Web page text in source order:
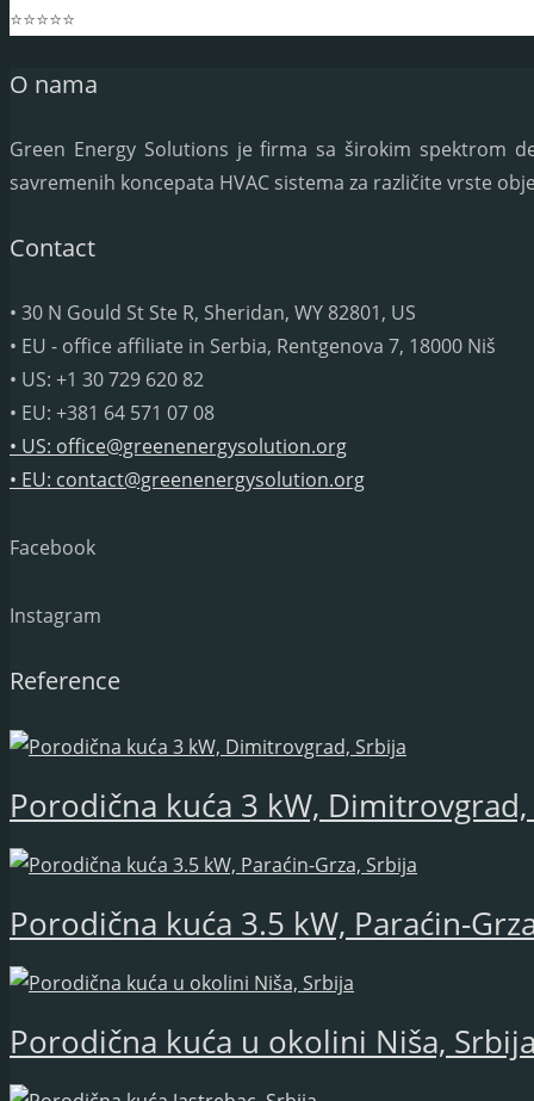
⭐⭐⭐⭐⭐
O nama
Green Energy Solutions je firma sa širokim spektrom
savremenih koncepata HVAC sistema za različite vrste
Contact
• 30 N Gould St Ste R, Sheridan, WY 82801, US
• EU - office affiliate in Serbia, Rentgenova 7, 18000 Niš
• US: +1 30 729 620 82
• EU: +381 64 571 07 08
• US: office@greenenergysolution.org
• EU: contact@greenenergysolution.org
Facebook
Instagram
Reference
Porodična kuća 3 kW,
Porodična kuća 3.5 kW, Paraćin-
Porodična kuća u okolini Niša,